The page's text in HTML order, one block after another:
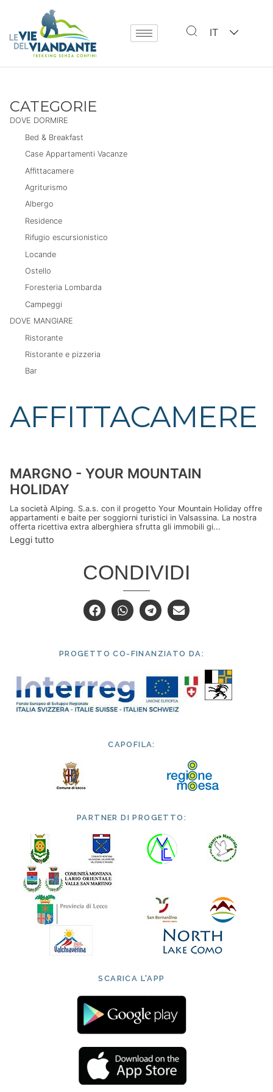
IT
AFFITTACAMERE
MARGNO - YOUR MOUNTAIN
HOLIDAY
La società Alping. S.a.s. con il progetto Your Mountain Holiday offre
appartamenti e baite per soggiorni turistici in Valsassina. La nostra
offerta ricettiva extra alberghiera sfrutta gli immobili gi...
Leggi tutto
CATEGORIE
DOVE DORMIRE
Bed & Breakfast
Case Appartamenti Vacanze
Affittacamere
Agriturismo
Albergo
Residence
Rifugio escursionistico
Locande
Ostello
Foresteria Lombarda
Campeggi
DOVE MANGIARE
Ristorante
Ristorante e pizzeria
Bar
CONDIVIDI
PROGETTO CO-FINANZIATO DA:
CAPOFILA:
PARTNER DI PROGETTO:
SCARICA L'APP